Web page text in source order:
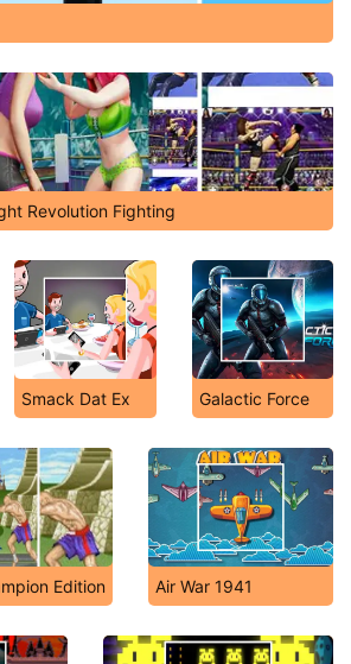
Revolution Fighting
Smack Dat Ex Galactic Force
Edition Air War 1941